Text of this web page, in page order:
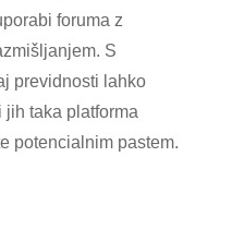
foruma z
S
previdnosti lahko
jih taka platforma
potencialnim pastem.